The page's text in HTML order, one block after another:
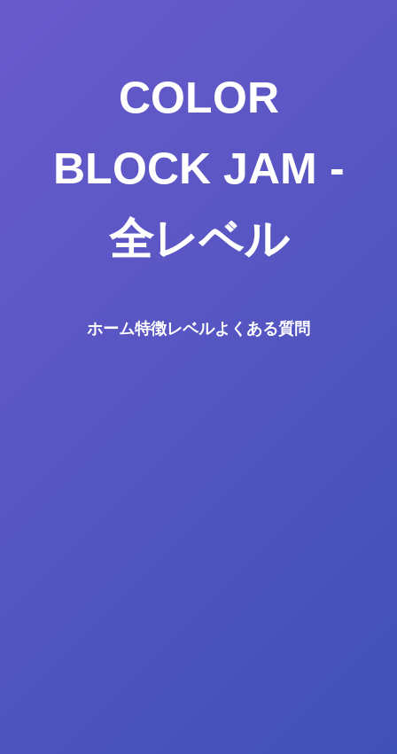
COLOR
BLOCK JAM -
全レベル
ホーム特徴レベルよくある質問